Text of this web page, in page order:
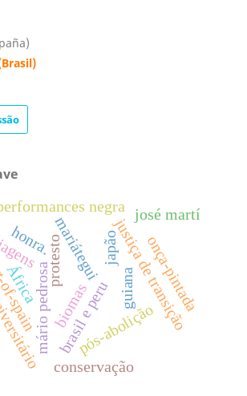
protesto
brasil e peru
mário pedrosa
mariátegui
pós-abolição
negra
japãojustiça de transição
guiana
honra.
biomas
conservação
onça-pintada
josé martí
África